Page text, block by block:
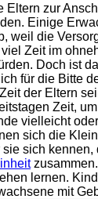
Eltern zur
Einige
weil die
Zeit im
Doch ist
für die Bitte
der Eltern
Zeit,
vielleicht
sich die
sich kennen,
lernen.
mit